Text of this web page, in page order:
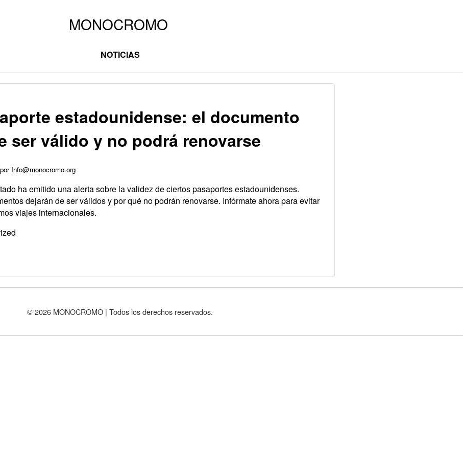
NOTICIAS
estadounidense: el documento
ser válido y no podrá renovarse
Info@monocromo.org
ha emitido una alerta sobre la validez de ciertos pasaportes estadounidenses.
dejarán de ser válidos y por qué no podrán renovarse. Infórmate ahora para evitar
viajes internacionales.
© 2026 MONOCROMO | Todos los derechos reservados.